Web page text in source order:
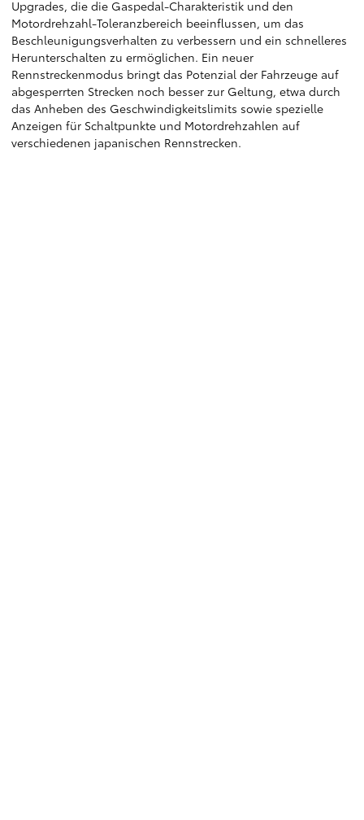
Upgrades, die die Gaspedal-Charakteristik und den
Motordrehzahl-Toleranzbereich beeinflussen, um das
Beschleunigungsverhalten zu verbessern und ein schnelleres
Herunterschalten zu ermöglichen. Ein neuer
Rennstreckenmodus bringt das Potenzial der Fahrzeuge auf
abgesperrten Strecken noch besser zur Geltung, etwa durch
das Anheben des Geschwindigkeitslimits sowie spezielle
Anzeigen für Schaltpunkte und Motordrehzahlen auf
verschiedenen japanischen Rennstrecken.